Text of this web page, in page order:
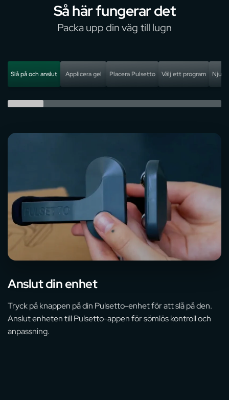
sömnkvalitet.
Vakna utvilad
och fylld av
lugn och
och
motståndskraften
mot stress.
Så här fungerar det
Packa upp din väg till lugn
Slå på och anslut Applicera gel Placera Pulsetto Välj ett program Njut
Anslut din enhet
Tryck på knappen på din Pulsetto-enhet för att slå på den.
Anslut enheten till Pulsetto-appen för sömlös kontroll och
anpassning.